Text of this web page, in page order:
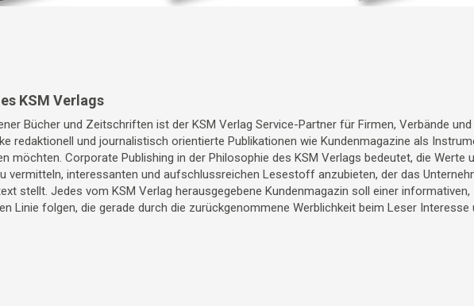
KSM Verlags
Bücher und Zeitschriften ist der KSM Verlag Service-Partner für Firmen, Verbände und
redaktionell und journalistisch orientierte Publikationen wie Kundenmagazine als
möchten. Corporate Publishing in der Philosophie des KSM Verlags bedeutet, die Werte
vermitteln, interessanten und aufschlussreichen Lesestoff anzubieten, der das
stellt. Jedes vom KSM Verlag herausgegebene Kundenmagazin soll einer informativen,
Linie folgen, die gerade durch die zurückgenommene Werblichkeit beim Leser Interesse